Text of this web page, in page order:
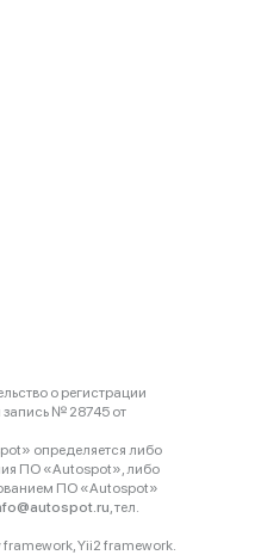
о регистрации
№ 28745 от
определяется либо
ПО «Autospot», либо
ПО «Autospot»
, тел.
framework, Yii2 framework.